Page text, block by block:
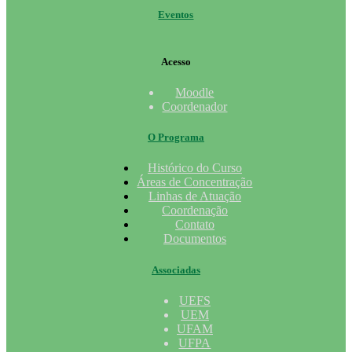
Eventos
Acesso
Moodle
Coordenador
O Programa
Histórico do Curso
Áreas de Concentração
Linhas de Atuação
Coordenação
Contato
Documentos
Associadas
UEFS
UEM
UFAM
UFPA